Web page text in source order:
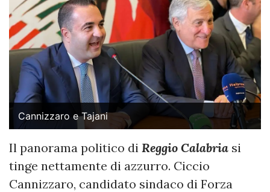
Cannizzaro e Tajani
Il panorama politico di Reggio Calabria si
tinge nettamente di azzurro. Ciccio
Cannizzaro, candidato sindaco di Forza